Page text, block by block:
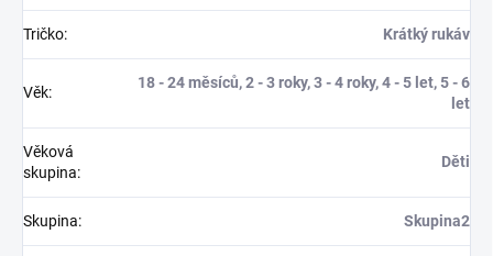
Tričko: Krátký rukáv
Věk:
18 - 24 měsíců, 2 - 3 roky, 3 - 4 roky, 4 - 5 let, 5 - 6
let
Věková
skupina:
Děti
Skupina: Skupina2